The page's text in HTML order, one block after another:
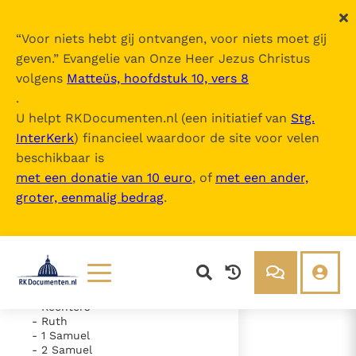
“Voor niets hebt gij ontvangen, voor niets moet gij
geven.” Evangelie van Onze Heer Jezus Christus
volgens Matteüs, hoofdstuk 10, vers 8
.
U helpt RKDocumenten.nl (een initiatief van Stg.
InterKerk) financieel waardoor de site voor velen
beschikbaar is
met een donatie van 10 euro, of met een ander,
groter, eenmalig bedrag.
Lezen
Documenten
Over ons
De Bijbel
Inhoudsopgave
uitklappen
- Oude Testament
- Exodus
- Numeri
- Deuteronomium
- Rechters
- Ruth
- 1 Samuel
- 2 Samuel
- Hoofdstuk 21